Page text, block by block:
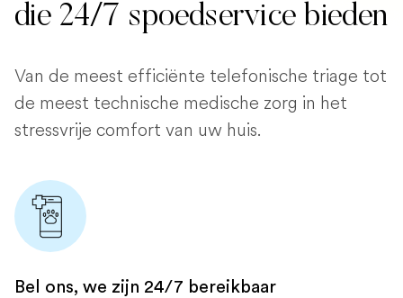
die 24/7 spoedservice bieden
Van de meest efficiënte telefonische triage tot
de meest technische medische zorg in het
stressvrije comfort van uw huis.
Bel ons, we zijn 24/7 bereikbaar